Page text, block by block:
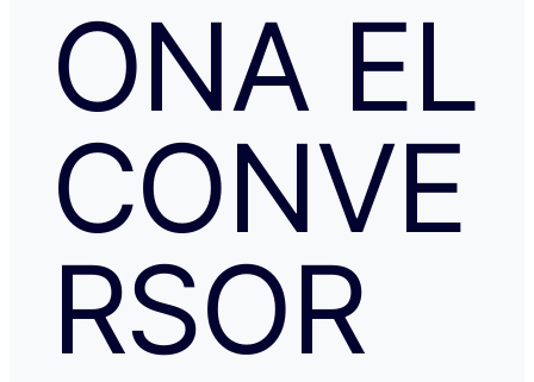
ONA EL
CONVE
RSOR